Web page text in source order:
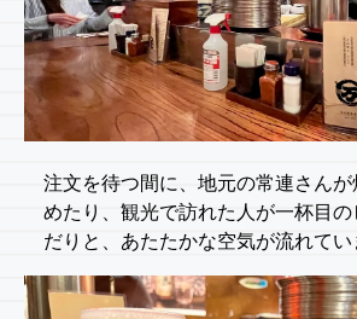
注文を待つ間に、地元の常連さん
めたり、観光で訪れた人が一杯目
だりと、あたたかな空気が流れてい